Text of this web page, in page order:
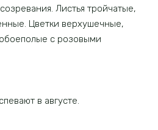
Листья тройчатые,
Цветки верхушечные,
с розовыми
в августе.